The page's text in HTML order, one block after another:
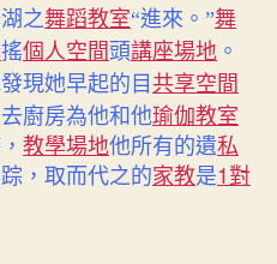
之舞蹈教室“進來。”舞
搖個人空間 頭講座場地 。
現她早起的目共享空間
廚房為他和他瑜伽教室
教學場地他所有的遺私
，取而代之的家教是1對